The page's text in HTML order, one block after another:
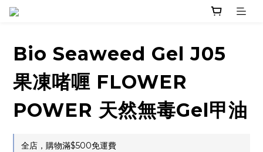
Bio Seaweed Gel J05
果凍啫喱 FLOWER
POWER 天然無毒Gel甲油
全店，購物滿$500免運費